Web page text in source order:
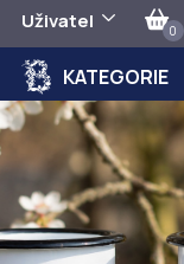
Uživatel 0
KATEGORIE